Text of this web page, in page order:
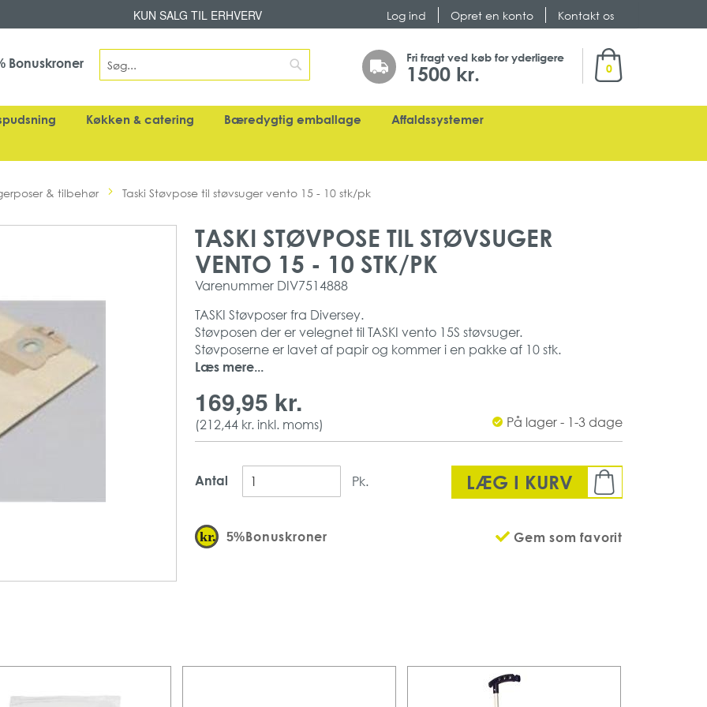
Skip
to
Content
Log ind Opret en konto Kontakt os
KUN SALG TIL ERHVERV
0
Fri fragt ved køb for yderligere
1500 kr.
Search
Search
Bonuskroner
Køkken & catering Bæredygtig emballage
Affaldssystemer
& tilbehør Taski Støvpose til støvsuger vento 15 - 10 stk/pk
TASKI STØVPOSE TIL STØVSUGER
VENTO 15 - 10 STK/PK
Varenummer DIV7514888
TASKI Støvposer fra Diversey.
Støvposen der er velegnet til TASKI vento 15S støvsuger.
Støvposerne er lavet af papir og kommer i en pakke af 10 stk.
Indeholder: 10 stk
Læs mere...
169,95 kr.
(212,44 kr.inkl. moms) På lager - 1-3 dage
Antal Pk. LÆG I KURV
Gem som favorit
5%Bonuskroner